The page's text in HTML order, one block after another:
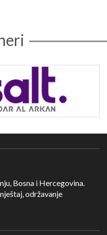
Bosna i Hercegovina.
održavanje